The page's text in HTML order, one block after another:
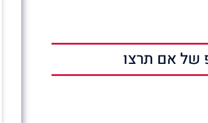
של אם תרצו